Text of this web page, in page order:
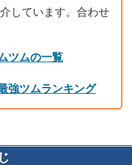
しています。合わせ
ツムの一覧
強ツムランキング